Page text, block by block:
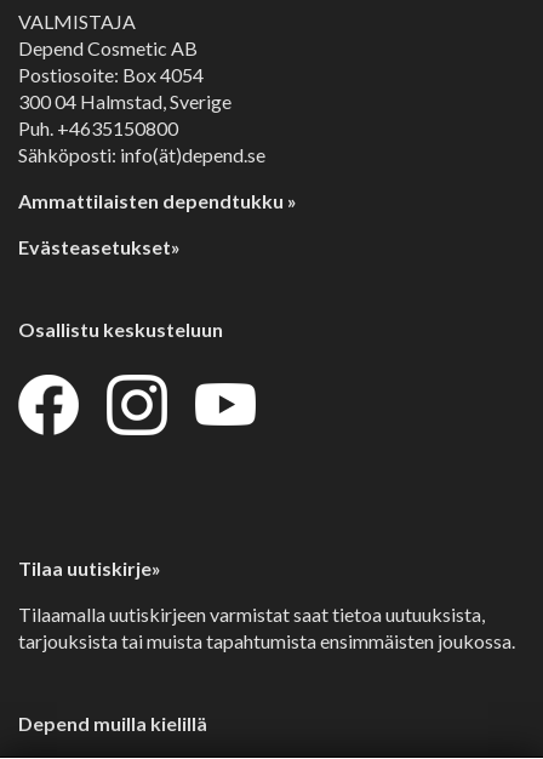
VALMISTAJA
Depend Cosmetic AB
Postiosoite: Box 4054
300 04 Halmstad, Sverige
Puh. +4635150800
Sähköposti: info(ät)depend.se
Ammattilaisten dependtukku »
Evästeasetukset»
Osallistu keskusteluun
Tilaa uutiskirje»
Tilaamalla uutiskirjeen varmistat saat tietoa uutuuksista,
tarjouksista tai muista tapahtumista ensimmäisten joukossa.
Depend muilla kielillä